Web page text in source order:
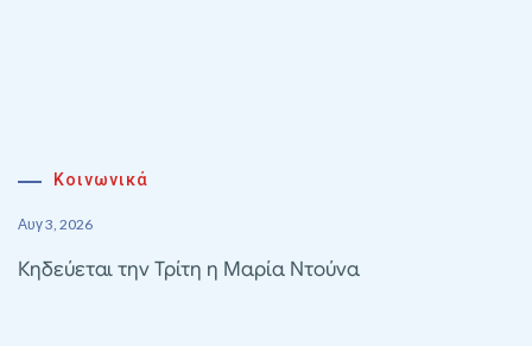
Κοινωνικά
Αυγ 3, 2026
Κηδεύεται την Τρίτη η Μαρία Ντούνα